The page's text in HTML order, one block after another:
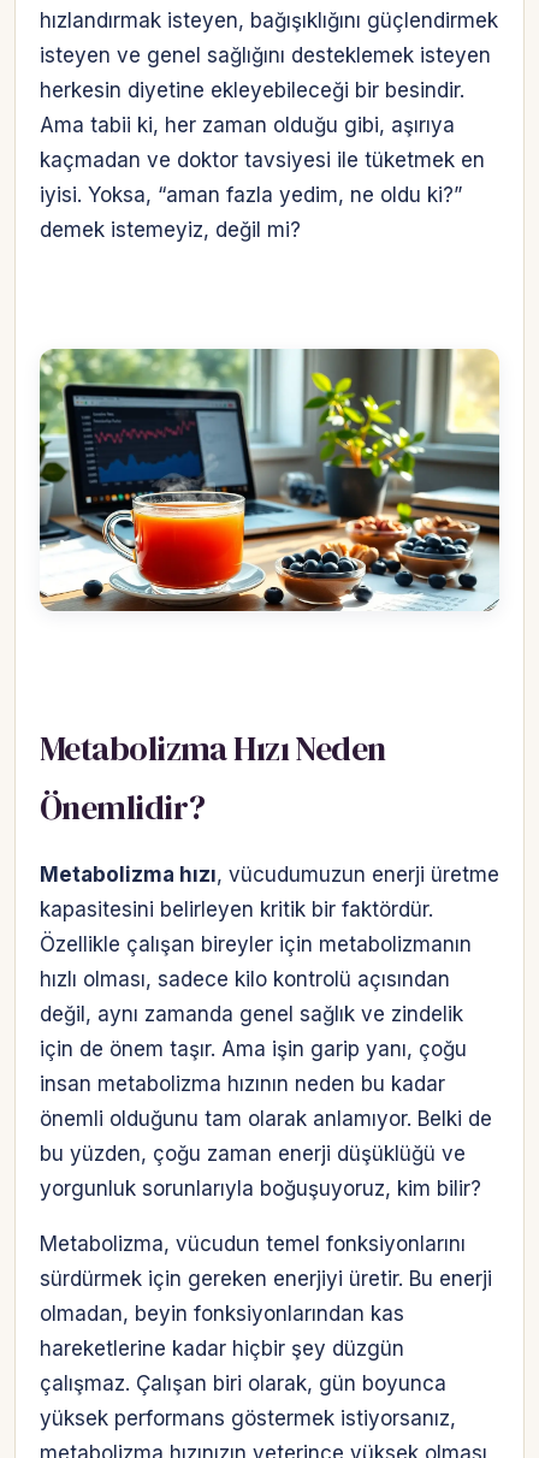
hızlandırmak isteyen, bağışıklığını güçlendirmek
isteyen ve genel sağlığını desteklemek isteyen
herkesin diyetine ekleyebileceği bir besindir.
Ama tabii ki, her zaman olduğu gibi, aşırıya
kaçmadan ve doktor tavsiyesi ile tüketmek en
iyisi. Yoksa, “aman fazla yedim, ne oldu ki?”
demek istemeyiz, değil mi?
Metabolizma Hızı Neden
Önemlidir?
Metabolizma hızı, vücudumuzun enerji üretme
kapasitesini belirleyen kritik bir faktördür.
Özellikle çalışan bireyler için metabolizmanın
hızlı olması, sadece kilo kontrolü açısından
değil, aynı zamanda genel sağlık ve zindelik
için de önem taşır. Ama işin garip yanı, çoğu
insan metabolizma hızının neden bu kadar
önemli olduğunu tam olarak anlamıyor. Belki de
bu yüzden, çoğu zaman enerji düşüklüğü ve
yorgunluk sorunlarıyla boğuşuyoruz, kim bilir?
Metabolizma, vücudun temel fonksiyonlarını
sürdürmek için gereken enerjiyi üretir. Bu enerji
olmadan, beyin fonksiyonlarından kas
hareketlerine kadar hiçbir şey düzgün
çalışmaz. Çalışan biri olarak, gün boyunca
yüksek performans göstermek istiyorsanız,